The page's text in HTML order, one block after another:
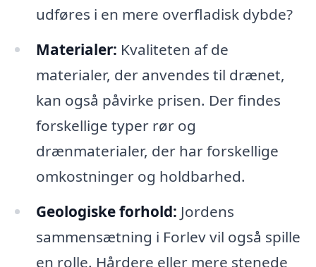
udføres i en mere overfladisk dybde?
Materialer: Kvaliteten af de
materialer, der anvendes til drænet,
kan også påvirke prisen. Der findes
forskellige typer rør og
drænmaterialer, der har forskellige
omkostninger og holdbarhed.
Geologiske forhold: Jordens
sammensætning i Forlev vil også spille
en rolle. Hårdere eller mere stenede